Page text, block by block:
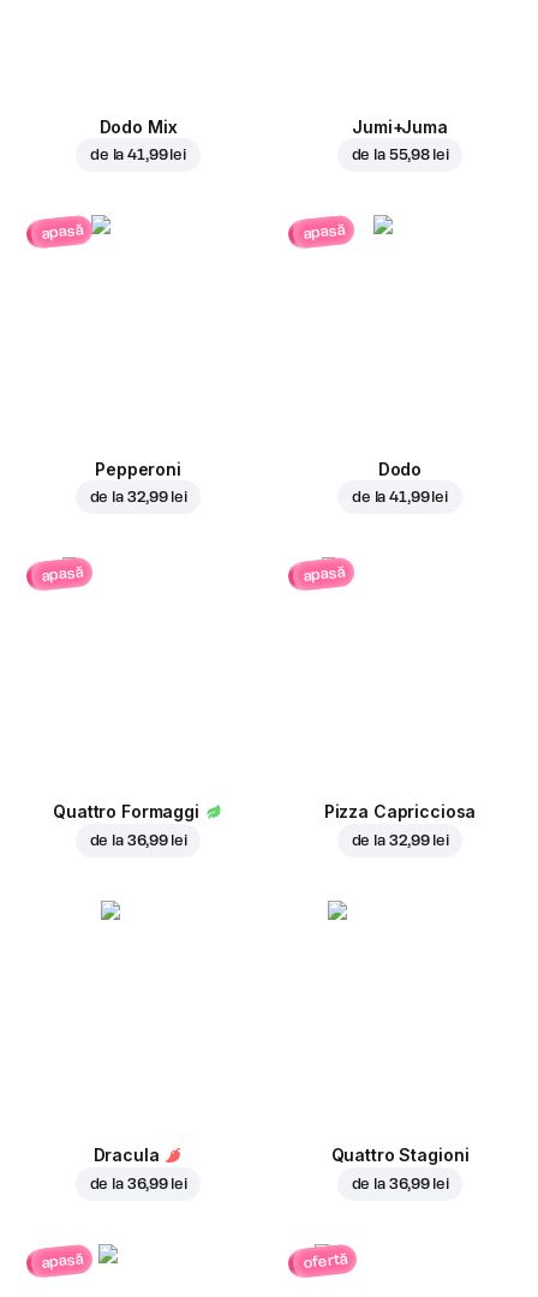
Dodo Mix
de la41,99 lei
Jumi+Juma
de la 55,98 lei
apasă
Pepperoni
de la 32,99 lei
apasă
Dodo
de la41,99 lei
apasă
Quattro Formaggi
de la 36,99 lei
apasă
Pizza Capricciosa
de la 32,99 lei
Dracula
de la 36,99 lei
Quattro Stagioni
de la 36,99 lei
apasă ofertă